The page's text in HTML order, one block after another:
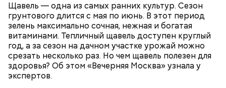
Щавель — одна из самых ранних культур. Сезон
грунтового длится с мая по июнь. В этот период
зелень максимально сочная, нежная и богатая
витаминами. Тепличный щавель доступен круглый
год, а за сезон на дачном участке урожай можно
срезать несколько раз. Но чем щавель полезен для
здоровья? Об этом «Вечерняя Москва» узнала у
экспертов.
ЗДОРОВЬЕ ВРАЧИ
РАСТЕНИЯ
ПРОДУКТЫ